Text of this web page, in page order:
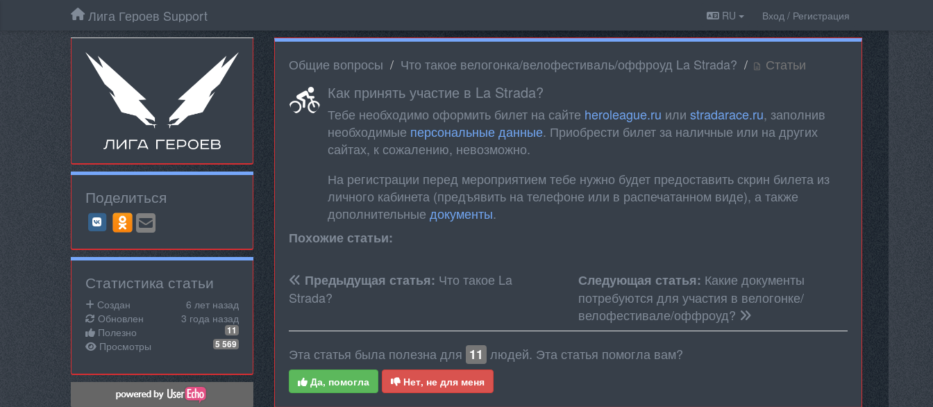
Лига Героев Support RU Вход / Регистрация
Поделиться
Статистика статьи
6 лет назад
Создан
3 года назад
Обновлен
11
Полезно
5 569
Просмотры
Общие вопросы Что такое велогонка/велофестиваль/оффроуд La Strada? Статьи
Как принять участие в La Strada?
Тебе необходимо оформить билет на сайте heroleague.ru или stradarace.ru, заполнив
необходимые персональные данные. Приобрести билет за наличные или на других
сайтах, к сожалению, невозможно.
На регистрации перед мероприятием тебе нужно будет предоставить скрин билета из
личного кабинета (предъявить на телефоне или в распечатанном виде), а также
дополнительные документы.
Похожие статьи:
Предыдущая статья: Что такое La
Strada?
Следующая статья: Какие документы
потребуются для участия в велогонке/
велофестивале/оффроуд?
Эта статья была полезна для 11 людей. Эта статья помогла вам?
Да, помогла Нет, не для меня